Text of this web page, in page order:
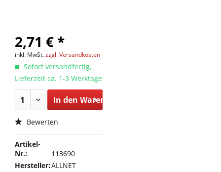
2,71 € *
inkl. MwSt.zzgl. Versandkosten
Sofort versandfertig,
Lieferzeit ca. 1-3 Werktage
In den Warenkorb
Bewerten
Artikel-
Nr.:
113690
Hersteller:ALLNET